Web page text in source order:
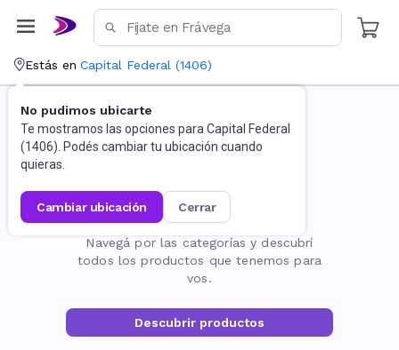
Estás en Capital Federal (1406)
No pudimos ubicarte
Te mostramos las opciones para Capital Federal
(1406). Podés cambiar tu ubicación cuando
quieras.
cambiar ubicación cerrar
La página no existe
Navegá por las categorías y descubrí
todos los productos que tenemos para
vos.
Descubrir productos